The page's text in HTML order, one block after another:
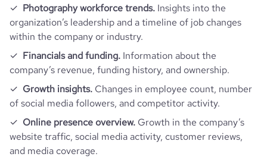
Photography workforce trends. Insights into the
organization’s leadership and a timeline of job changes
within the company or industry.
Financials and funding. Information about the
company’s revenue, funding history, and ownership.
Growth insights. Changes in employee count, number
of social media followers, and competitor activity.
Online presence overview. Growth in the company’s
website traffic, social media activity, customer reviews,
and media coverage.